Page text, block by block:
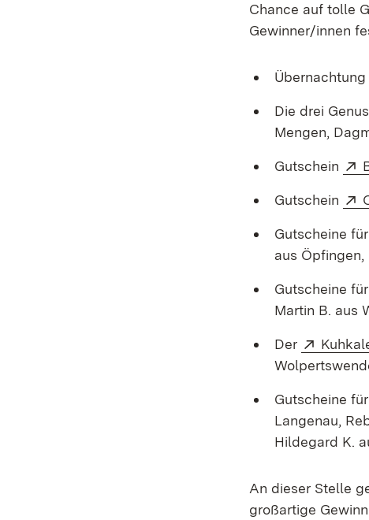
Chance auf tolle
Gewinner/innen
Übernachtung
Die drei
Mengen,
Gutschein
Gutschein
Gutscheine
aus Öpfingen,
Gutscheine
Martin B. aus
Der Extern:
Gutscheine
Langenau,
Hildegard K.
An dieser Stelle
großartige